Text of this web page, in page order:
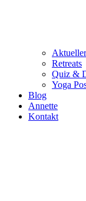
Retreats
Quiz &
Yoga
Blog
Annette
Kontakt